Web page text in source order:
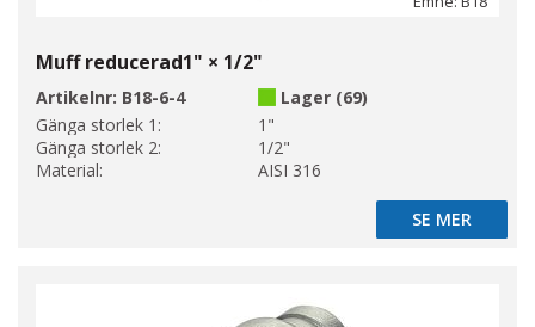
Muff reducerad1" × 1/2"
Artikelnr: B18-6-4
Lager (69)
Gänga storlek 1:
1"
Gänga storlek 2:
1/2"
Material:
AISI 316
SE MER
SE MER